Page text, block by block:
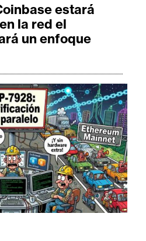
estará
la red el
un enfoque